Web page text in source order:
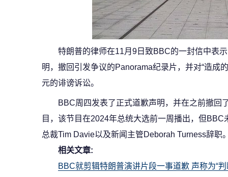
特朗普的律师在11月9日致BBC的一封信中表
明，撤回引发争议的Panorama纪录片，并对“造成
元的诽谤诉讼。
BBC周四发表了正式道歉声明，并在之前撤回
目，该节目在2024年总统大选前一周播出，但
总裁Tim Davie以及新闻主管Deborah Turness辞职
相关文章:
BBC就剪辑特朗普演讲片段一事道歉 声称为“判